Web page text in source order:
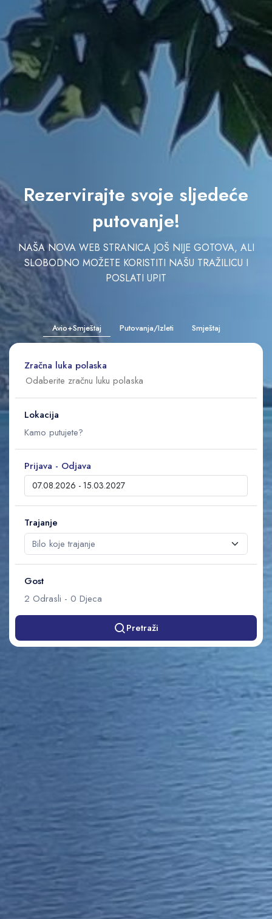
Rezervirajte svoje sljedeće
putovanje!
NAŠA NOVA WEB STRANICA JOŠ NIJE GOTOVA, ALI
SLOBODNO MOŽETE KORISTITI NAŠU TRAŽILICU I
POSLATI UPIT
Avio+Smještaj Putovanja/Izleti Smještaj
Zračna luka polaska
Lokacija
Prijava - Odjava
Trajanje
Gost
2 Odrasli - 0 Djeca
Pretraži